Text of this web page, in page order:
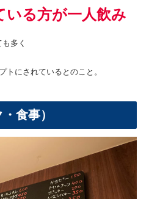
いる方が一人飲み
多く
トにされているとのこと。
食事）